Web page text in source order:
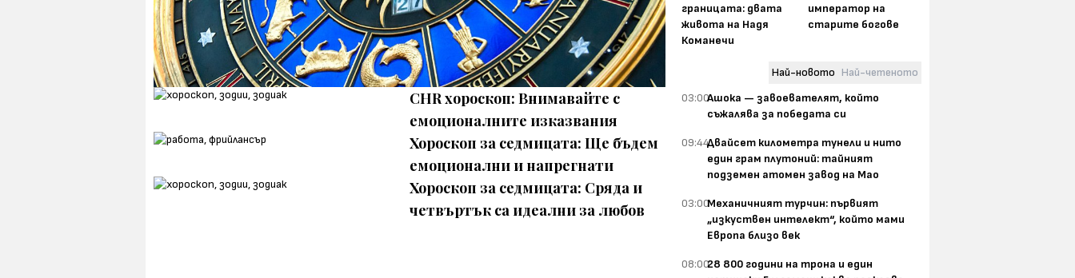
CHR хороскоп: Внимавайте с
емоционалните изказвания
Хороскоп за седмицата: Ще бъдем
емоционални и напрегнати
Хороскоп за седмицата: Сряда и
четвъртък са идеални за любов
границата: двата
живота на Надя
Команечи
император на
старите богове
Най-новото Най-четеното
03:00Ашока — завоевателят, който
съжалява за победата си
09:44Двайсет километра тунели и нито
един грам плутоний: тайният
подземен атомен завод на Мао
03:00Механичният турчин: първият
„изкуствен интелект“, който мами
Европа близо век
08:0028 800 години на трона и един